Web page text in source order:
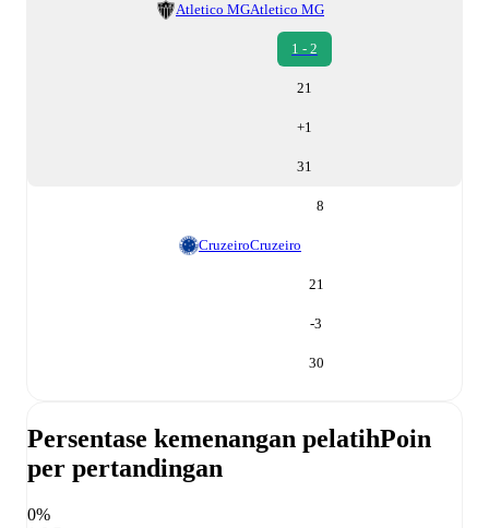
Atletico MGAtletico MG
1 - 2
21
+1
31
8
CruzeiroCruzeiro
21
-3
30
Persentase kemenangan pelatihPoin
per pertandingan
0%